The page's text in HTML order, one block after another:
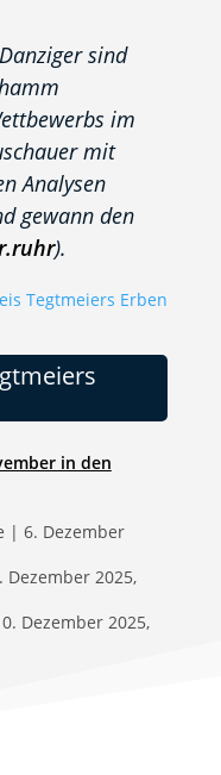
sind
im
mit
Analysen
gewann den
).
in den
| 6. Dezember
2025,
Dezember 2025,